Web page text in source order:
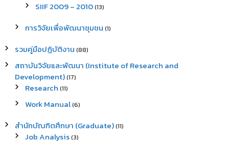
SIIF 2009 – 2010(13)
การวิจัยเพื่อพัฒนาชุมชน (1)
รวมคู่มือปฏิบัติงาน (88)
สถาบันวิจัยและพัฒนา (Institute of Research and
Development)(17)
Research (11)
Work Manual(6)
สำนักบัณฑิตศึกษา (Graduate)(11)
Job Analysis(3)